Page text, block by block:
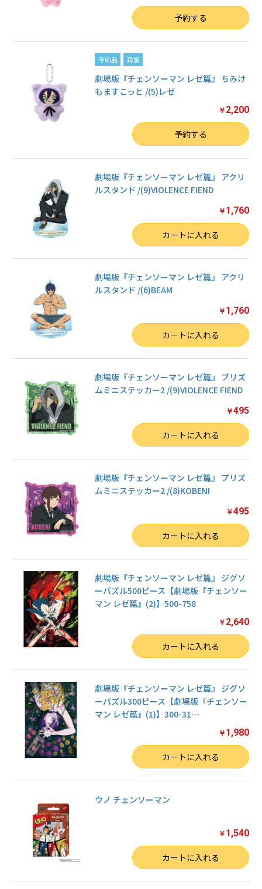
予約する
予約品 再販
劇場版『チェンソーマン レゼ篇』 ちみけ
もますこっと /(5)レゼ
￥ 2,200
予約する
劇場版『チェンソーマン レゼ篇』 アクリ
ルスタンド /(9)VIOLENCE FIEND
￥ 1,760
カートに入れる
劇場版『チェンソーマン レゼ篇』 アクリ
ルスタンド /(6)BEAM
￥ 1,760
カートに入れる
劇場版『チェンソーマン レゼ篇』 プリズ
ムミニステッカー2 /(9)VIOLENCE FIEND
￥495
カートに入れる
劇場版『チェンソーマン レゼ篇』 プリズ
ムミニステッカー2 /(8)KOBENI
￥495
カートに入れる
劇場版『チェンソーマン レゼ篇』 ジグソ
ーパズル500ピース【劇場版『チェンソー
マン レゼ篇』(2)】500-758
￥ 2,640
カートに入れる
劇場版『チェンソーマン レゼ篇』 ジグソ
ーパズル300ピース【劇場版『チェンソー
マン レゼ篇』(1)】300-31…
￥ 1,980
カートに入れる
ウノ チェンソーマン
￥ 1,540
カートに入れる
お買い物を続ける
カートへ進む